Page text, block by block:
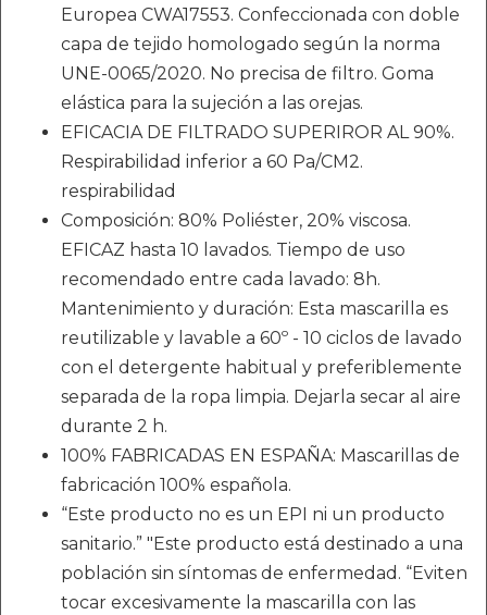
Europea CWA17553. Confeccionada con doble
capa de tejido homologado según la norma
UNE-0065/2020. No precisa de filtro. Goma
elástica para la sujeción a las orejas.
EFICACIA DE FILTRADO SUPERIROR AL 90%.
Respirabilidad inferior a 60 Pa/CM2.
respirabilidad
Composición: 80% Poliéster, 20% viscosa.
EFICAZ hasta 10 lavados. Tiempo de uso
recomendado entre cada lavado: 8h.
Mantenimiento y duración: Esta mascarilla es
reutilizable y lavable a 60º - 10 ciclos de lavado
con el detergente habitual y preferiblemente
separada de la ropa limpia. Dejarla secar al aire
durante 2 h.
100% FABRICADAS EN ESPAÑA: Mascarillas de
fabricación 100% española.
“Este producto no es un EPI ni un producto
sanitario.” "Este producto está destinado a una
población sin síntomas de enfermedad. “Eviten
tocar excesivamente la mascarilla con las